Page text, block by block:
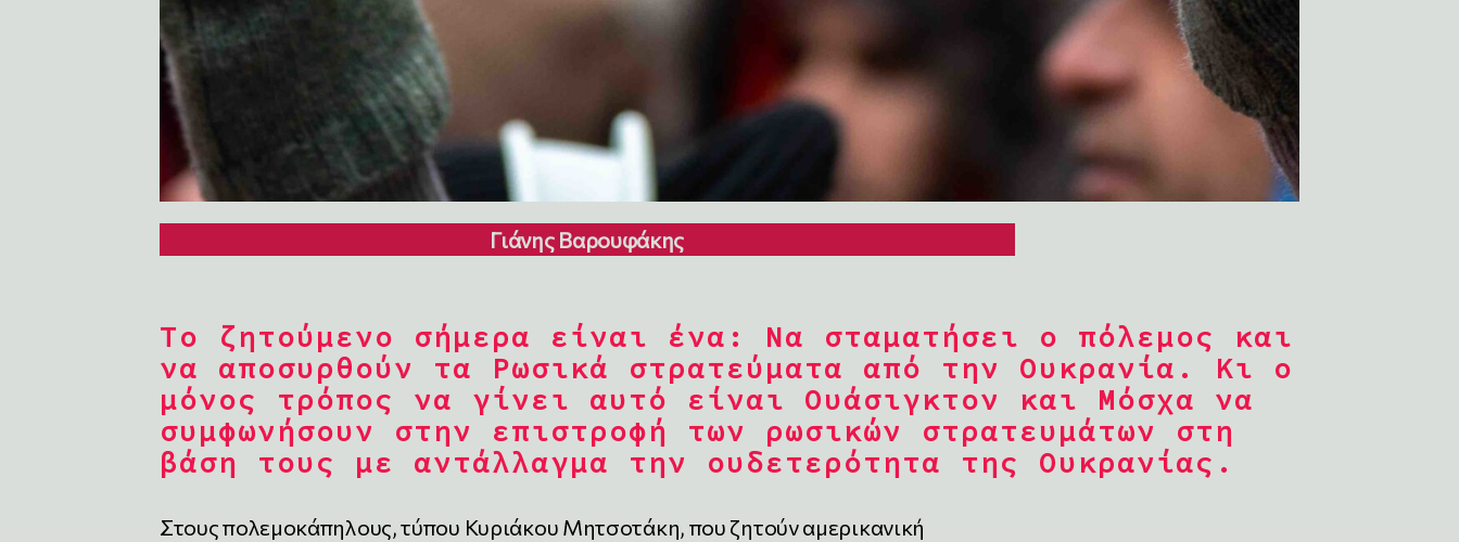
Γιάνης Βαρουφάκης
Το ζητούμενο σήμερα είναι ένα: Να σταματήσει ο πόλεμος και
να αποσυρθούν τα Ρωσικά στρατεύματα από την Ουκρανία. Κι ο
μόνος τρόπος να γίνει αυτό είναι Ουάσιγκτον και Μόσχα να
συμφωνήσουν στην επιστροφή των ρωσικών στρατευμάτων στη
βάση τους με αντάλλαγμα την ουδετερότητα της Ουκρανίας.
Στους πολεμοκάπηλους, τύπου Κυριάκου Μητσοτάκη, που ζητούν αμερικανική